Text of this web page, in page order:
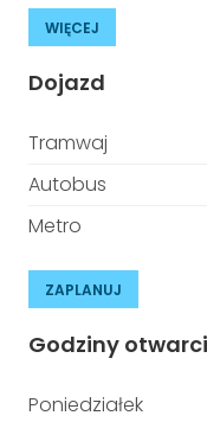
WIĘCEJ
Dojazd
Tramwaj
Autobus
Metro
ZAPLANUJ
Godziny
Poniedziałek